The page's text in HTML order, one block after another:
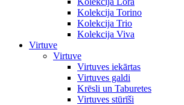
Kolekcija Torino
Kolekcija Trio
Kolekcija Viva
Virtuve
Virtuve
Virtuves iekārtas
Virtuves galdi
Krēsli un Taburetes
Virtuves stūrīši